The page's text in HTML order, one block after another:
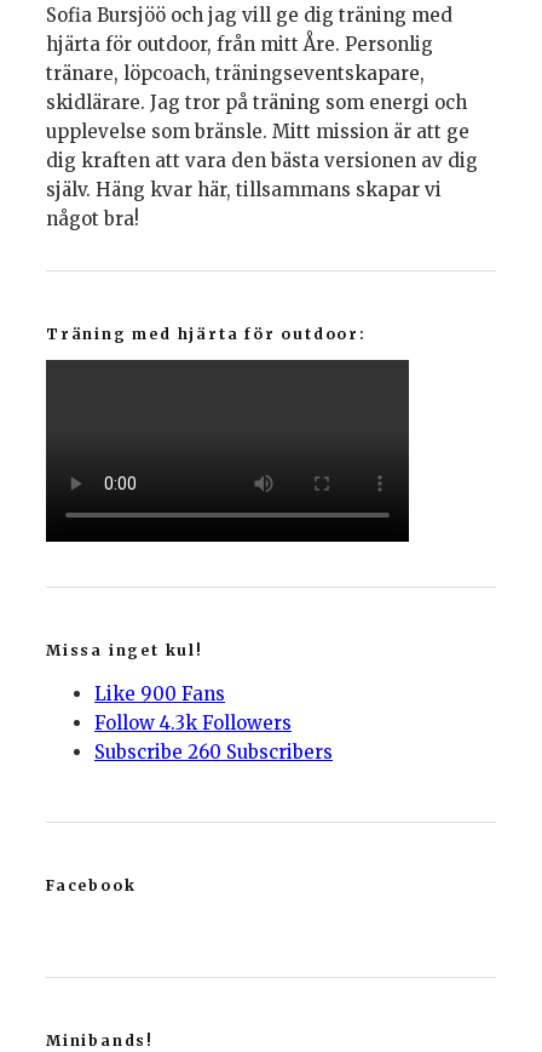
Sofia Bursjöö och jag vill ge dig träning med
hjärta för outdoor, från mitt Åre. Personlig
tränare, löpcoach, träningseventskapare,
skidlärare. Jag tror på träning som energi och
upplevelse som bränsle. Mitt mission är att ge
dig kraften att vara den bästa versionen av dig
själv. Häng kvar här, tillsammans skapar vi
något bra!
Träning med hjärta för outdoor:
Missa inget kul!
Like 900 Fans
Follow 4.3k Followers
Subscribe 260 Subscribers
Facebook
Minibands!